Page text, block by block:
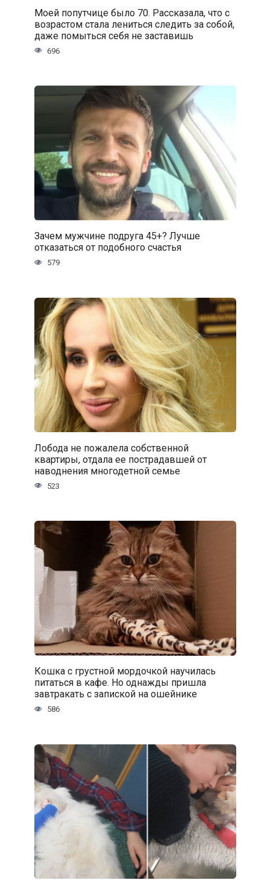
Моей попутчице было 70. Рассказала, что с
возрастом стала лениться следить за собой,
даже помыться себя не заставишь
696
Зачем мужчине подруга 45+? Лучше
отказаться от подобного счастья
579
Лобода не пожалела собственной
квартиры, отдала ее пострадавшей от
наводнения многодетной семье
523
Кошка с грустной мордочкой научилась
питаться в кафе. Но однажды пришла
завтракать с запиской на ошейнике
586